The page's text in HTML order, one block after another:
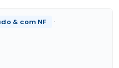
& com NF ·